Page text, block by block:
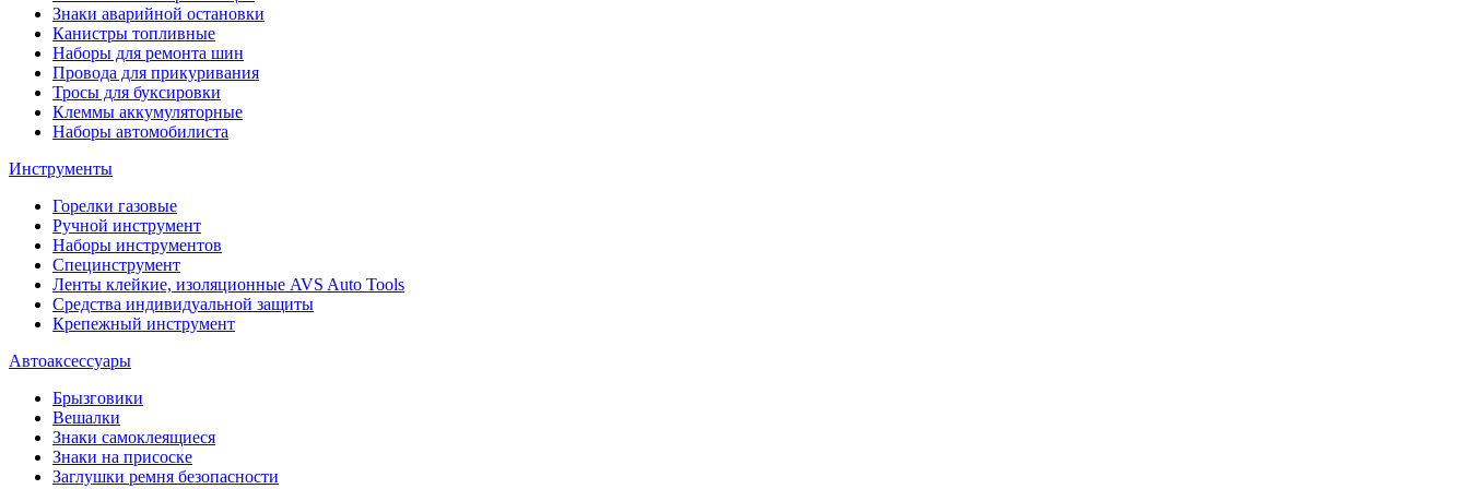
Знаки аварийной остановки
Канистры топливные
Наборы для ремонта шин
Провода для прикуривания
Тросы для буксировки
Клеммы аккумуляторные
Наборы автомобилиста
Инструменты
Горелки газовые
Ручной инструмент
Наборы инструментов
Специнструмент
Ленты клейкие, изоляционные AVS Auto Tools
Средства индивидуальной защиты
Крепежный инструмент
Автоаксессуары
Брызговики
Вешалки
Знаки самоклеящиеся
Знаки на присоске
Заглушки ремня безопасности